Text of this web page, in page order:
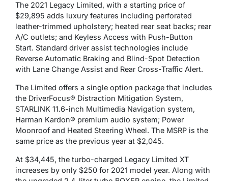
The 2021 Legacy Limited, with a starting price of
$29,895 adds luxury features including perforated
leather-trimmed upholstery; heated rear seat backs; rear
A/C outlets; and Keyless Access with Push-Button
Start. Standard driver assist technologies include
Reverse Automatic Braking and Blind-Spot Detection
with Lane Change Assist and Rear Cross-Traffic Alert.
The Limited offers a single option package that includes
the DriverFocus® Distraction Mitigation System,
STARLINK 11.6-inch Multimedia Navigation system,
Harman Kardon® premium audio system; Power
Moonroof and Heated Steering Wheel. The MSRP is the
same price as the previous year at $2,045.
At $34,445, the turbo-charged Legacy Limited XT
increases by only $250 for 2021 model year. Along with